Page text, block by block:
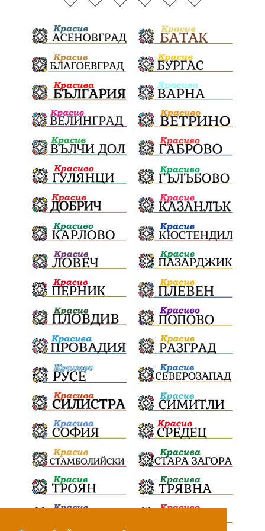
Пловдив БългарскиДух ГражданскаПозиция
ГражданскоУчастие Отговорност
ОбщинскиСъвет Полиграф
ДетекторНаЛъжата МВР
ОбезпечителниМерки МестнаВласт Котел
СИК Ружица РайнаКнягиня
ВеселинОрешков Шофьори
НационаленШампион ОрлинОрлиновЕнчев
ЕкатеринаДафовска Тракия ПТП
100Метра Атина
Живи свидетели на историята
БрашноСтоименов ИстинскиХляб
БългарскоКачество ПътнаИнфраструктура
Асфалт ВСС СъдебнаРеформа Шантаж
ПолитическиНатиск ЗаплахаЗаАрест
ПартияВеличие
ВоенниТехнологии